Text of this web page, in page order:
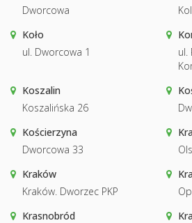
Dworcowa
Koło
ul. Dworcowa 1
ul.
Koszalin
Koszalińska 26
Kościerzyna
Dworcowa 33
Kraków
Kraków. Dworzec PKP
Krasnobród